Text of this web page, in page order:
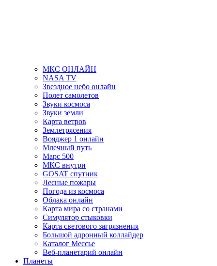
МКС ОНЛАЙН
NASA TV
Звездное небо онлайн
Полет самолетов
Звуки космоса
Звуки земли
Карта ветров
Землетрясения
Вояджер 1 онлайн
Млечный путь
Марс 500
МКС внутри
GOSAT спутник
Лесные пожары
Погода из космоса
Облака онлайн
Карта мира со странами
Симулятор стыковки
Карта светового загрязнения
Большой адронный коллайдер
Каталог Мессье
Веб-планетарий онлайн
Планеты